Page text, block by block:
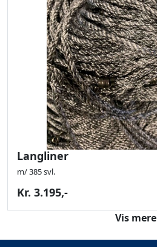
Langliner
m/ 385 svl.
Kr. 3.195,-
Vis mere